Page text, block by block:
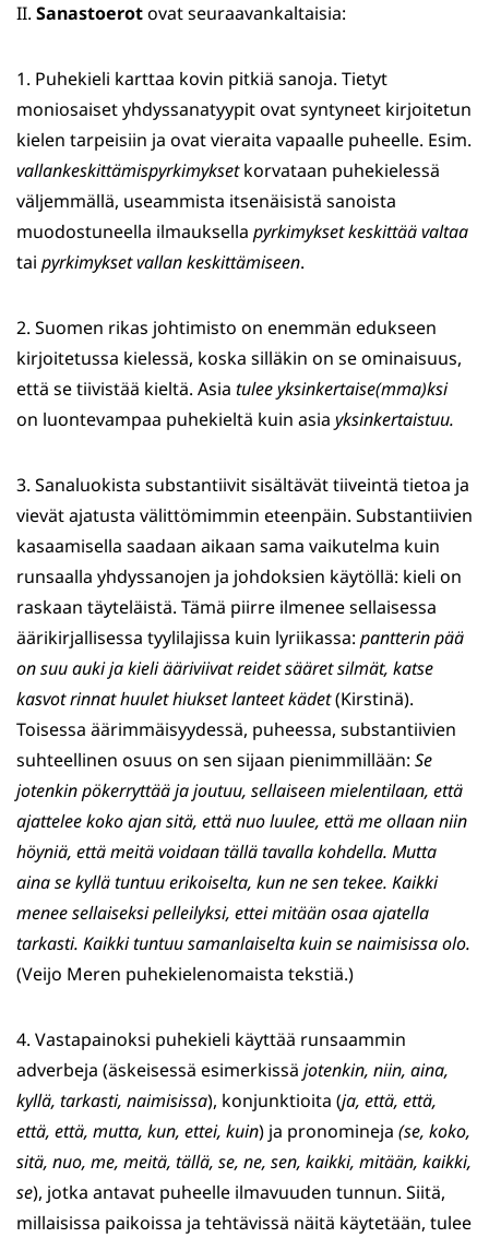
II. Sanastoerotovat seuraavankaltaisia:
1. Puhekieli karttaa kovin pitkiä sanoja. Tietyt
moniosaiset yhdyssanatyypit ovat syntyneet kirjoitetun
kielen tarpeisiin ja ovat vieraita vapaalle puheelle. Esim.
vallankeskittämispyrkimyksetkorvataan puhekielessä
väljemmällä, useammista itsenäisistä sanoista
muodostuneella ilmauksella pyrkimyksetkeskittäävaltaa
tai pyrkimykset vallan keskittämiseen.
2. Suomen rikas johtimisto on enemmän edukseen
kirjoitetussa kielessä, koska silläkin on se ominaisuus,
että se tiivistää kieltä. Asia tulee yksinkertaise(mma)ksi
on luontevampaa puhekieltä kuin asia yksinkertaistuu.
3. Sanaluokista substantiivit sisältävät tiiveintä tietoa ja
vievät ajatusta välittömimmin eteenpäin. Substantiivien
kasaamisella saadaan aikaan sama vaikutelma kuin
runsaalla yhdyssanojen ja johdoksien käytöllä: kieli on
raskaan täyteläistä. Tämä piirre ilmenee sellaisessa
äärikirjallisessa tyylilajissa kuin lyriikassa: pantterin pää
on suu auki ja kieli ääriviivat reidet sääret silmät, katse
kasvot rinnat huulet hiukset lanteet kädet(Kirstinä).
Toisessa äärimmäisyydessä, puheessa, substantiivien
suhteellinen osuus on sen sijaan pienimmillään: Se
jotenkin pökerryttää ja joutuu, sellaiseenmielentilaan, että
ajattelee kokoajan sitä, että nuo luulee, että me ollaan niin
höyniä, että meitä voidaantällä tavalla kohdella. Mutta
aina se kyllä tuntuu erikoiselta, kun ne sen tekee. Kaikki
menee sellaiseksipelleilyksi, ettei mitään osaa ajatella
tarkasti. Kaikki tuntuu samanlaiselta kuin se naimisissaolo.
(Veijo Meren puhekielenomaista tekstiä.)
4. Vastapainoksi puhekieli käyttää runsaammin
adverbeja (äskeisessä esimerkissä jotenkin, niin, aina,
kyllä, tarkasti, naimisissa), konjunktioita (ja, että, että,
että, että, mutta, kun, ettei, kuin) ja pronomineja (se, koko,
sitä, nuo, me, meitä, tällä, se, ne, sen, kaikki, mitään, kaikki,
se), jotka antavat puheelle ilmavuuden tunnun. Siitä,
millaisissa paikoissa ja tehtävissä näitä käytetään, tulee